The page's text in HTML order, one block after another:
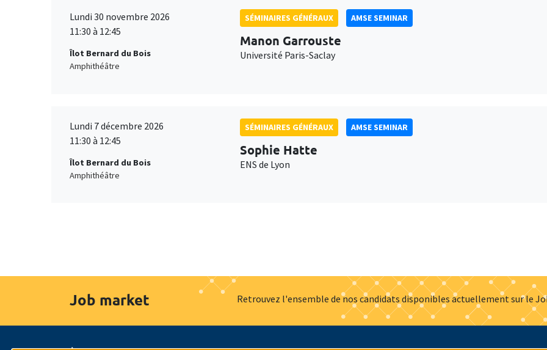
Lundi 30 novembre 2026
11:30 à 12:45
Îlot Bernard du Bois
Amphithéâtre
SÉMINAIRES GÉNÉRAUX AMSE SEMINAR
Manon Garrouste
Université Paris-Saclay
Lundi 7 décembre 2026
11:30 à 12:45
Îlot Bernard du Bois
Amphithéâtre
SÉMINAIRES GÉNÉRAUX AMSE SEMINAR
Sophie Hatte
ENS de Lyon
Job market Retrouvez l'ensemble de nos candidats disponibles actuellement sur le